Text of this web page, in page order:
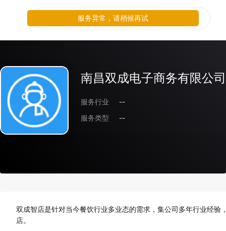
南昌双成电子商务有限公司
服务行业
--
服务类型
--
双成智店是针对当今餐饮行业多业态的需求，集公司多年行业经
店。
服务异常，请稍候再试